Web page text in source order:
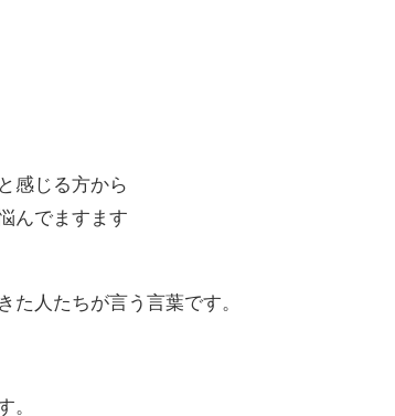
感じる方から
んでますます
た人たちが言う言葉です。
。